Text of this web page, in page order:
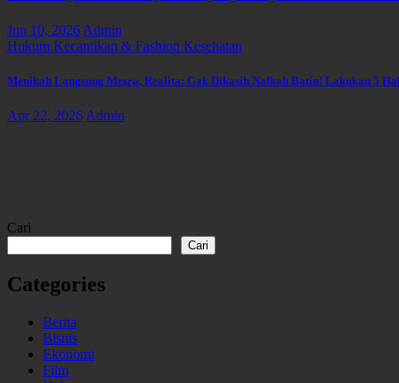
Jun 10, 2026 Admin
Hukum Kecantikan & Fashion Kesehatan
Menikah Langsung Mesra, Realita: Gak Dikasih Nafkah Batin! Lakukan 5
Apr 22, 2026 Admin
Cari
Cari
Categories
Berita
Bisnis
Ekonomi
Film